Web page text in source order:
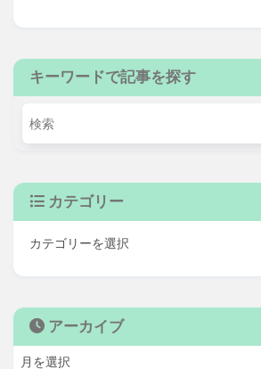
キーワードで記事を探す
カテゴリー
アーカイブ